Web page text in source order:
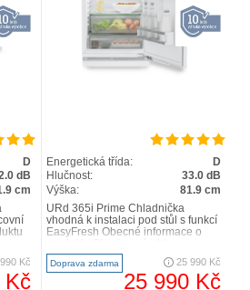
D
dB
cm
Kč
Kč
Energetická třída:
D
Hlučnost:
33.0 dB
Výška:
81.9 cm
URd 365i Prime Chladnička
vhodná k instalaci pod stůl s funkcí
EasyFresh Obecné informace o
Chladnička vhodná k instal..
Doprava zdarma 25 990 Kč
25 990 Kč